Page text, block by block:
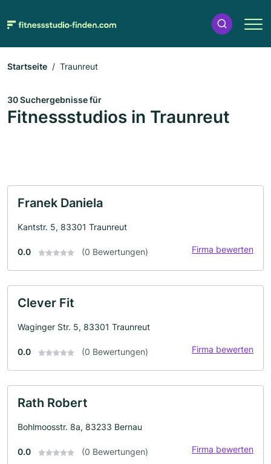
Startseite Traunreut
30 Suchergebnisse für
Fitnessstudios in Traunreut
Franek Daniela
Kantstr. 5, 83301 Traunreut
0.0 (0 Bewertungen) Firma bewerten
Clever Fit
Waginger Str. 5, 83301 Traunreut
0.0 (0 Bewertungen) Firma bewerten
Rath Robert
Bohlmoosstr. 8a, 83233 Bernau
0.0 (0 Bewertungen) Firma bewerten